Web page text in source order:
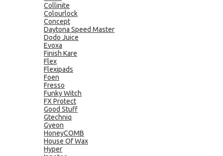
Collinite
Colourlock
Concept
Daytona Speed Master
Dodo Juice
Evoxa
Finish Kare
Flex
Flexipads
Foen
Fresso
Funky Witch
FX Protect
Good Stuff
Gtechniq
Gyeon
HoneyCOMB
House Of Wax
Hyper